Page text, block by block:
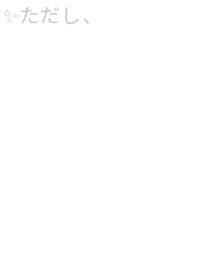
ただし、